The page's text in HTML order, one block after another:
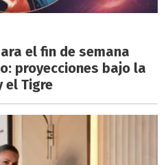
el fin de semana
proyecciones bajo la
el Tigre